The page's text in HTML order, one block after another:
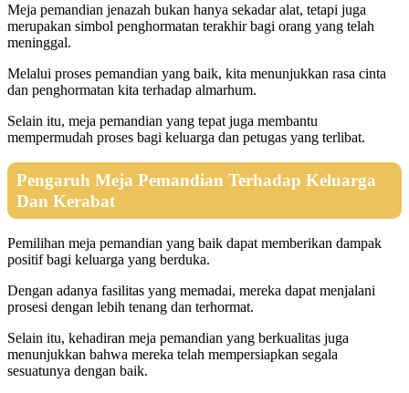
Meja pemandian jenazah bukan hanya sekadar alat, tetapi juga
merupakan simbol penghormatan terakhir bagi orang yang telah
meninggal.
Melalui proses pemandian yang baik, kita menunjukkan rasa cinta
dan penghormatan kita terhadap almarhum.
Selain itu, meja pemandian yang tepat juga membantu
mempermudah proses bagi keluarga dan petugas yang terlibat.
Pengaruh Meja Pemandian Terhadap Keluarga
Dan Kerabat
Pemilihan meja pemandian yang baik dapat memberikan dampak
positif bagi keluarga yang berduka.
Dengan adanya fasilitas yang memadai, mereka dapat menjalani
prosesi dengan lebih tenang dan terhormat.
Selain itu, kehadiran meja pemandian yang berkualitas juga
menunjukkan bahwa mereka telah mempersiapkan segala
sesuatunya dengan baik.